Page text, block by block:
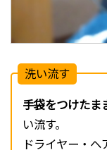
洗い流す
手袋をつけたま
い流す。
ドライヤー・ヘ